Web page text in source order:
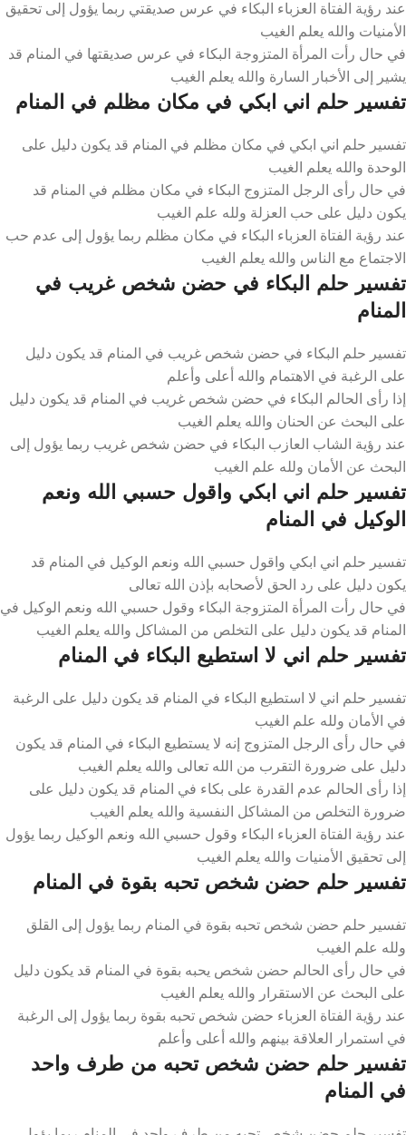
عند رؤية الفتاة العزباء البكاء في عرس صديقتي ربما يؤول إلى تحقيق
الأمنيات والله يعلم الغيب
في حال رأت المرأة المتزوجة البكاء في عرس صديقتها في المنام قد
يشير إلى الأخبار السارة والله يعلم الغيب
تفسير حلم اني ابكي في مكان مظلم في المنام
تفسير حلم اني ابكي في مكان مظلم في المنام قد يكون دليل على
الوحدة والله يعلم الغيب
في حال رأى الرجل المتزوج البكاء في مكان مظلم في المنام قد
يكون دليل على حب العزلة ولله علم الغيب
عند رؤية الفتاة العزباء البكاء في مكان مظلم ربما يؤول إلى عدم حب
الاجتماع مع الناس والله يعلم الغيب
تفسير حلم البكاء في حضن شخص غريب في
المنام
تفسير حلم البكاء في حضن شخص غريب في المنام قد يكون دليل
على الرغبة في الاهتمام والله أعلى وأعلم
إذا رأى الحالم البكاء في حضن شخص غريب في المنام قد يكون دليل
على البحث عن الحنان والله يعلم الغيب
عند رؤية الشاب العازب البكاء في حضن شخص غريب ربما يؤول إلى
البحث عن الأمان ولله علم الغيب
تفسير حلم اني ابكي واقول حسبي الله ونعم
الوكيل في المنام
تفسير حلم اني ابكي واقول حسبي الله ونعم الوكيل في المنام قد
يكون دليل على رد الحق لأصحابه بإذن الله تعالى
في حال رأت المرأة المتزوجة البكاء وقول حسبي الله ونعم الوكيل في
المنام قد يكون دليل على التخلص من المشاكل والله يعلم الغيب
تفسير حلم اني لا استطيع البكاء في المنام
تفسير حلم اني لا استطيع البكاء في المنام قد يكون دليل على الرغبة
في الأمان ولله علم الغيب
في حال رأى الرجل المتزوج إنه لا يستطيع البكاء في المنام قد يكون
دليل على ضرورة التقرب من الله تعالى والله يعلم الغيب
إذا رأى الحالم عدم القدرة على بكاء في المنام قد يكون دليل على
ضرورة التخلص من المشاكل النفسية والله يعلم الغيب
عند رؤية الفتاة العزباء البكاء وقول حسبي الله ونعم الوكيل ربما يؤول
إلى تحقيق الأمنيات والله يعلم الغيب
تفسير حلم حضن شخص تحبه بقوة في المنام
تفسير حلم حضن شخص تحبه بقوة في المنام ربما يؤول إلى القلق
ولله علم الغيب
في حال رأى الحالم حضن شخص يحبه بقوة في المنام قد يكون دليل
على البحث عن الاستقرار والله يعلم الغيب
عند رؤية الفتاة العزباء حضن شخص تحبه بقوة ربما يؤول إلى الرغبة
في استمرار العلاقة بينهم والله أعلى وأعلم
تفسير حلم حضن شخص تحبه من طرف واحد
في المنام